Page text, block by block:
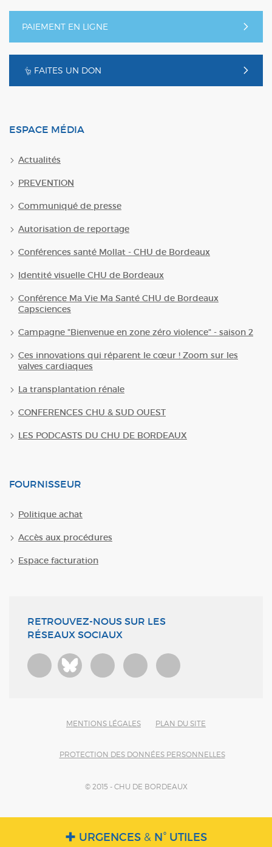
URGENCES & N° UTILES
PAIEMENT EN LIGNE
FAITES UN DON
ESPACE MÉDIA
Actualités
PREVENTION
Communiqué de presse
Autorisation de reportage
Conférences santé Mollat - CHU de Bordeaux
Identité visuelle CHU de Bordeaux
Conférence Ma Vie Ma Santé CHU de Bordeaux
Capsciences
Campagne "Bienvenue en zone zéro violence" - saison 2
Ces innovations qui réparent le cœur ! Zoom sur les
valves cardiaques
La transplantation rénale
CONFERENCES CHU & SUD OUEST
LES PODCASTS DU CHU DE BORDEAUX
FOURNISSEUR
Politique achat
Accès aux procédures
Espace facturation
RETROUVEZ-NOUS SUR LES
RÉSEAUX SOCIAUX
Bluesky
MENTIONS LÉGALES PLAN DU SITE
PROTECTION DES DONNÉES PERSONNELLES
© 2015 - CHU DE BORDEAUX